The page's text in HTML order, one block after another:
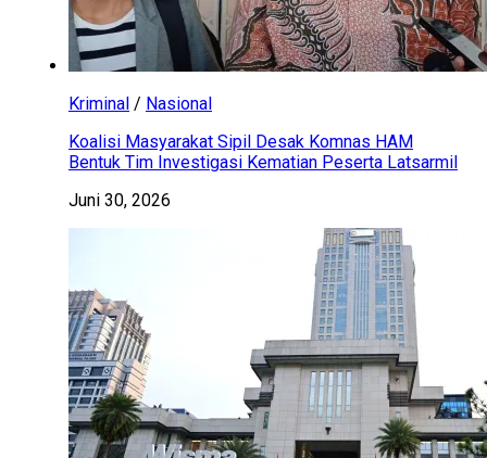
Kriminal / Nasional
Koalisi Masyarakat Sipil Desak Komnas HAM
Bentuk Tim Investigasi Kematian Peserta Latsarmil
Juni 30, 2026